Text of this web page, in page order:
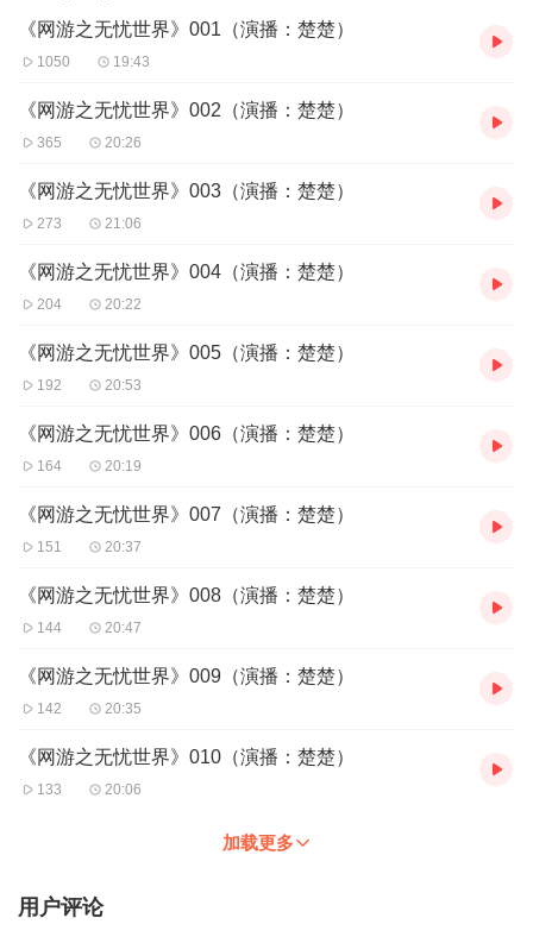
1、本作品为付费有声书，前43集为免费试听，购买成功后，即可收
听，可下载重复收听。
台传播，违者将追究其法律责任。
《网游之无忧世界》001（演播：楚楚）
1050 19:43
《网游之无忧世界》002（演播：楚楚）
365 20:26
《网游之无忧世界》003（演播：楚楚）
273 21:06
《网游之无忧世界》004（演播：楚楚）
204 20:22
《网游之无忧世界》005（演播：楚楚）
192 20:53
《网游之无忧世界》006（演播：楚楚）
164 20:19
《网游之无忧世界》007（演播：楚楚）
151 20:37
《网游之无忧世界》008（演播：楚楚）
144 20:47
《网游之无忧世界》009（演播：楚楚）
142 20:35
《网游之无忧世界》010（演播：楚楚）
133 20:06
加载更多
用户评论